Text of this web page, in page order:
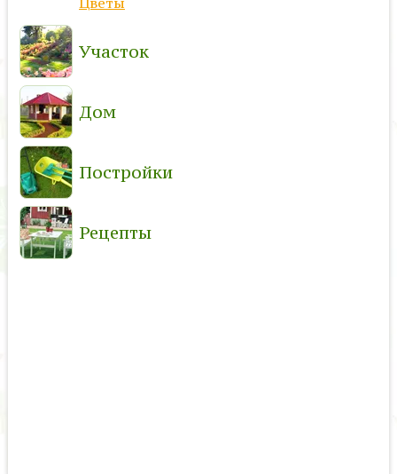
Участок
Дом
Постройки
Рецепты